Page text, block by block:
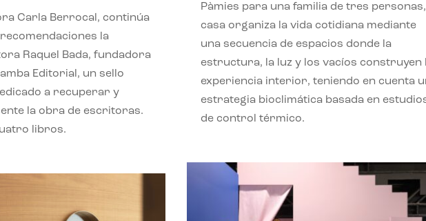
Carla Berrocal, continúa
la
Raquel Bada, fundadora
Editorial, un sello
a recuperar y
la obra de escritoras.
libros.
Pàmies para una familia de tres
casa organiza la vida cotidiana mediante
una secuencia de espacios donde la
estructura, la luz y los vacíos construyen
experiencia interior, teniendo en cuenta
estrategia bioclimática basada en
de control térmico.